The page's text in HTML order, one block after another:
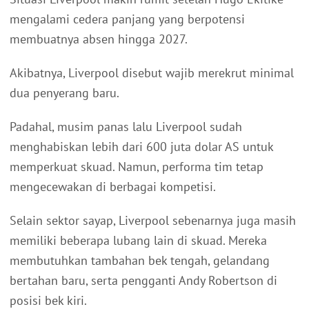
mengalami cedera panjang yang berpotensi
membuatnya absen hingga 2027.
Akibatnya, Liverpool disebut wajib merekrut minimal
dua penyerang baru.
Padahal, musim panas lalu Liverpool sudah
menghabiskan lebih dari 600 juta dolar AS untuk
memperkuat skuad. Namun, performa tim tetap
mengecewakan di berbagai kompetisi.
Selain sektor sayap, Liverpool sebenarnya juga masih
memiliki beberapa lubang lain di skuad. Mereka
membutuhkan tambahan bek tengah, gelandang
bertahan baru, serta pengganti Andy Robertson di
posisi bek kiri.